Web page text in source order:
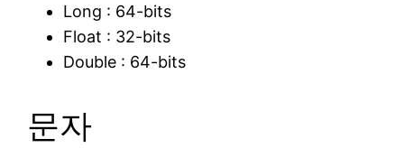
Long : 64-bits
Float : 32-bits
Double : 64-bits
문자